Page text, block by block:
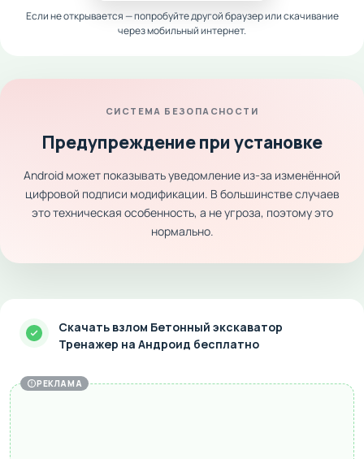
Если не открывается — попробуйте другой браузер или скачивание
через мобильный интернет.
СИСТЕМА БЕЗОПАСНОСТИ
Предупреждение при установке
Android может показывать уведомление из-за изменённой
цифровой подписи модификации. В большинстве случаев
это техническая особенность, а не угроза, поэтому это
нормально.
Скачать взлом Бетонный экскаватор
Тренажер на Андроид бесплатно
РЕКЛАМА